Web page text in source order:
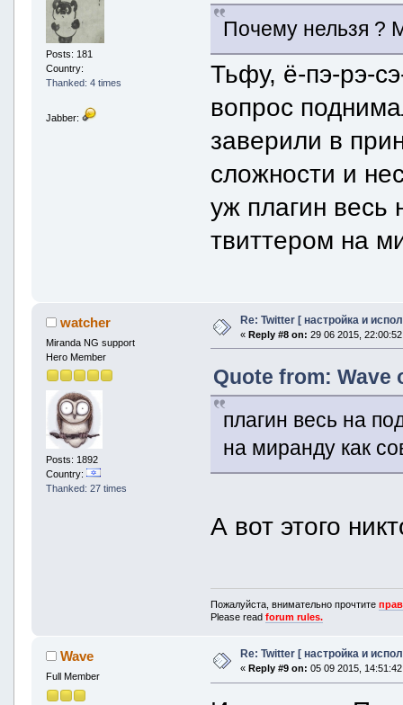
Posts: 181
Country:
Thanked: 4 times
Jabber:
Почему нельзя
Тьфу, ё-пэ-рэ-
вопрос
заверили в
сложности и
уж плагин весь
твиттером на
watcher
Miranda NG support
Hero Member
Posts: 1892
Country:
Thanked: 27 times
Re: Twitter [ настройка и
« Reply #8 on: 29 06 2015,
Quote from: Wave
плагин весь на
на миранду как
А вот этого
Пожалуйста, внимательно прочтите
Please readforum rules.
Wave
Full Member
Re: Twitter [ настройка и
« Reply #9 on: 05 09 2015,